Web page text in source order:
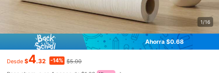
1/16
Ahorra $0.68
Desde $4.32 -14% $5.00